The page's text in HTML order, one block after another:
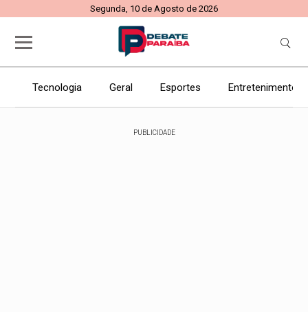
Segunda, 10 de Agosto de 2026
Tecnologia Geral Esportes Entretenimento
PUBLICIDADE